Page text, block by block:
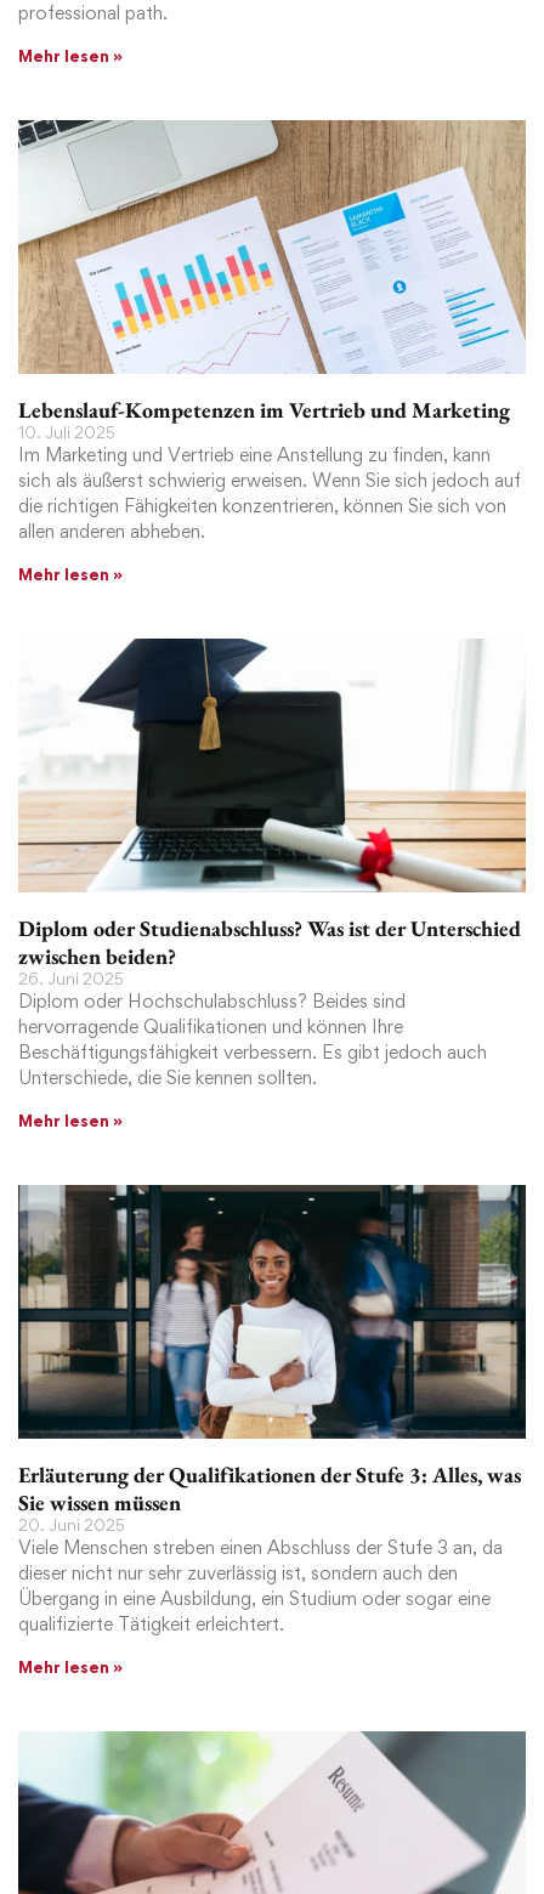
professional path.
Mehr lesen »
Lebenslauf-Kompetenzen im Vertrieb und Marketing
10. Juli 2025
Im Marketing und Vertrieb eine Anstellung zu finden, kann
sich als äußerst schwierig erweisen. Wenn Sie sich jedoch auf
die richtigen Fähigkeiten konzentrieren, können Sie sich von
allen anderen abheben.
Mehr lesen »
Diplom oder Studienabschluss? Was ist der Unterschied
zwischen beiden?
26. Juni 2025
Diplom oder Hochschulabschluss? Beides sind
hervorragende Qualifikationen und können Ihre
Beschäftigungsfähigkeit verbessern. Es gibt jedoch auch
Unterschiede, die Sie kennen sollten.
Mehr lesen »
Erläuterung der Qualifikationen der Stufe 3: Alles, was
Sie wissen müssen
20. Juni 2025
Viele Menschen streben einen Abschluss der Stufe 3 an, da
dieser nicht nur sehr zuverlässig ist, sondern auch den
Übergang in eine Ausbildung, ein Studium oder sogar eine
qualifizierte Tätigkeit erleichtert.
Mehr lesen »